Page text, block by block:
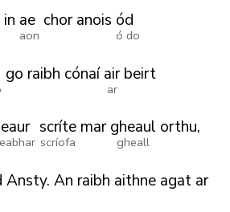
in ae
aon
chor anois ód
ó do
go raibh cónaí air
ar
beirt
scríte
scríofa
mar gheaul
gheall
orthu,
Ansty. An raibh aithne agat ar